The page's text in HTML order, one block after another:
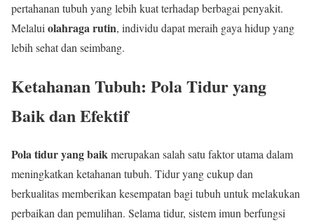
pertahanan tubuh yang lebih kuat terhadap berbagai penyakit.
Melaluiolahraga rutin, individu dapat meraih gaya hidup yang
lebih sehat dan seimbang.
Ketahanan Tubuh: Pola Tidur yang
Baik dan Efektif
Pola tidur yang baikmerupakan salah satu faktor utama dalam
meningkatkan ketahanan tubuh. Tidur yang cukup dan
berkualitas memberikan kesempatan bagi tubuh untuk melakukan
perbaikan dan pemulihan. Selama tidur, sistem imun berfungsi